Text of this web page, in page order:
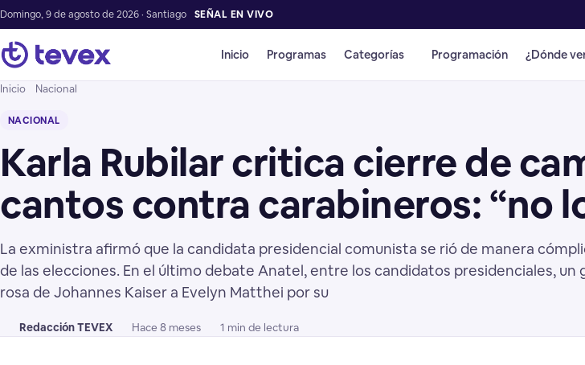
Domingo, 9 de agosto de 2026 · Santiago SEÑAL EN VIVO
Inicio Programas Categorías Programación ¿Dónde
Inicio Nacional
NACIONAL
Karla Rubilar critica cierre de
cantos contra carabineros: “no
La exministra afirmó que la candidata presidencial comunista se rió de manera
de las elecciones. En el último debate Anatel, entre los candidatos presidenciales,
rosa de Johannes Kaiser a Evelyn Matthei por su
Redacción TEVEX Hace 8 meses 1 min de lectura